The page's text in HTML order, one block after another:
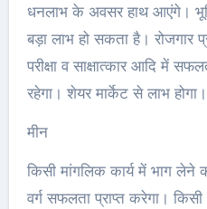
धनलाभ के अवसर हाथ आएंगे।
बड़ा लाभ हो सकता है। रोजगार
परीक्षा व साक्षात्कार आदि में
रहेगा। शेयर मार्केट से लाभ होगा।
मीन
किसी मांगलिक कार्य में भाग लेने
वर्ग सफलता प्राप्त करेगा। किसी